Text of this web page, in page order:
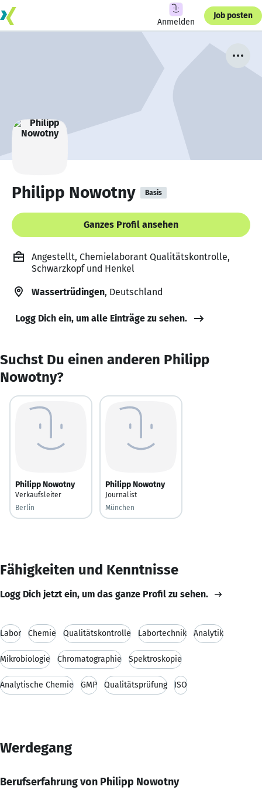
Anmelden
Job posten
Philipp Nowotny Basis
Ganzes Profil ansehen
Angestellt, Chemielaborant Qualitätskontrolle,
Schwarzkopf und Henkel
Wassertrüdingen, Deutschland
Logg Dich ein, um alle Einträge zu sehen.
Suchst Du einen anderen Philipp
Nowotny?
Philipp Nowotny
Verkaufsleiter
Berlin
Philipp Nowotny
Journalist
München
Fähigkeiten und Kenntnisse
Logg Dich jetzt ein, um das ganze Profil zu sehen.
Labor Chemie Qualitätskontrolle Labortechnik Analytik
Mikrobiologie Chromatographie Spektroskopie
Analytische Chemie GMP Qualitätsprüfung ISO
Werdegang
Berufserfahrung von Philipp Nowotny